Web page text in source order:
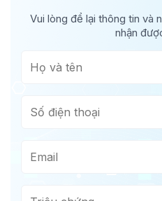
Vui lòng để lại thông tin và
nhận